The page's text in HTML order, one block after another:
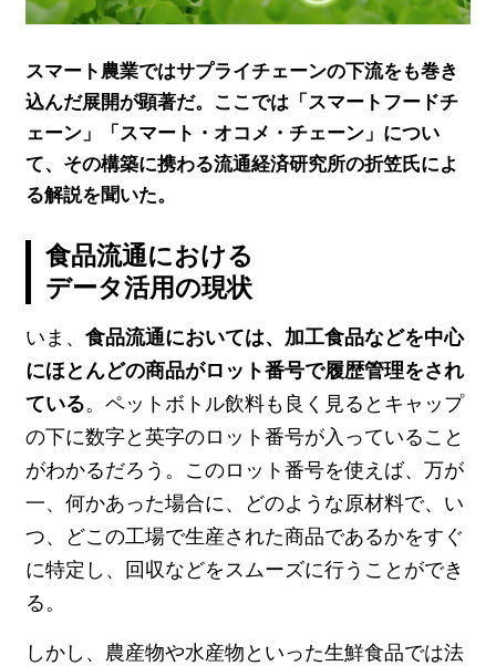
スマート農業ではサプライチェーンの下流をも巻き
込んだ展開が顕著だ。ここでは「スマートフードチ
ェーン」「スマート・オコメ・チェーン」につい
て、その構築に携わる流通経済研究所の折笠氏によ
る解説を聞いた。
食品流通における
データ活用の現状
いま、食品流通においては、加工食品などを中心
にほとんどの商品がロット番号で履歴管理をされ
ている。ペットボトル飲料も良く見るとキャップ
の下に数字と英字のロット番号が入っていること
がわかるだろう。このロット番号を使えば、万が
一、何かあった場合に、どのような原材料で、い
つ、どこの工場で生産された商品であるかをすぐ
に特定し、回収などをスムーズに行うことができ
る。
しかし、農産物や水産物といった生鮮食品では法